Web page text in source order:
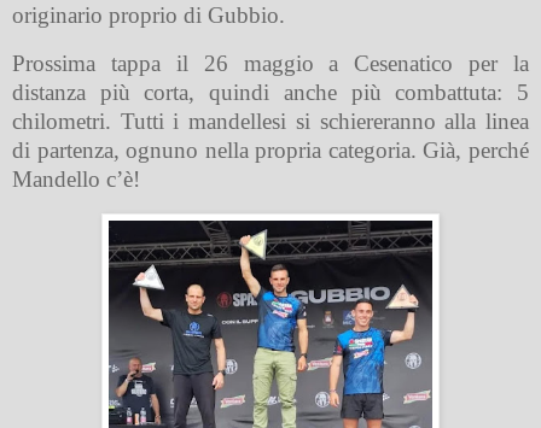
originario proprio di Gubbio.
Prossima tappa il 26 maggio a Cesenatico per la
distanza più corta, quindi anche più combattuta: 5
chilometri. Tutti i mandellesi si schiereranno alla linea
di partenza, ognuno nella propria categoria. Già, perché
Mandello c’è!